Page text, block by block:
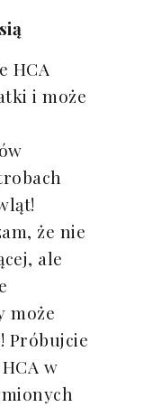
HCA
i może
że nie
ale
może
Próbujcie
w